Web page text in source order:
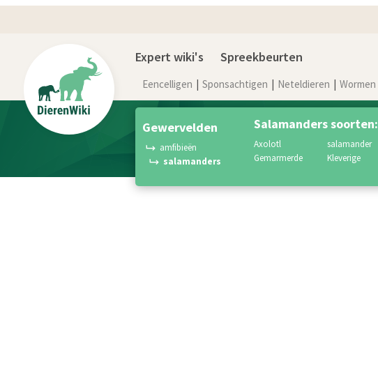
Expert wiki's Spreekbeurten
Eencelligen Sponsachtigen Neteldieren Wormen
gewervelden
amfibieën
salamanders
Salamanders soorten:
axolotl
gemarmerde
salamander
kleverige